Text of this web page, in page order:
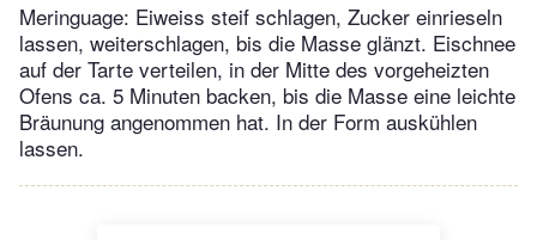
Meringuage: Eiweiss steif schlagen, Zucker einrieseln
lassen, weiterschlagen, bis die Masse glänzt. Eischnee
auf der Tarte verteilen, in der Mitte des vorgeheizten
Ofens ca. 5 Minuten backen, bis die Masse eine leichte
Bräunung angenommen hat. In der Form auskühlen
lassen.